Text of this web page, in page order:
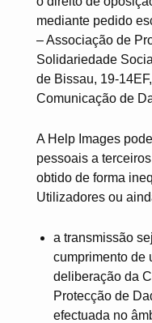
mediante pedido
– Associação de
Solidariedade
de Bissau, 19-
Comunicação de
A Help Images
pessoais a
obtido de forma
Utilizadores ou
a transmissão
cumprimento de
deliberação da
Protecção de
efectuada no